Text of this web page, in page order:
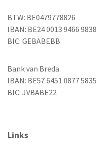
BTW: BE0479778826
IBAN: BE24 0013 9466 9838
BIC: GEBABEBB
Bank van Breda
IBAN: BE57 6451 0877 5835
BIC: JVBABE22
Links